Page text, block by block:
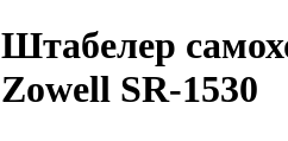
Штабелер
Zowell SR-1530